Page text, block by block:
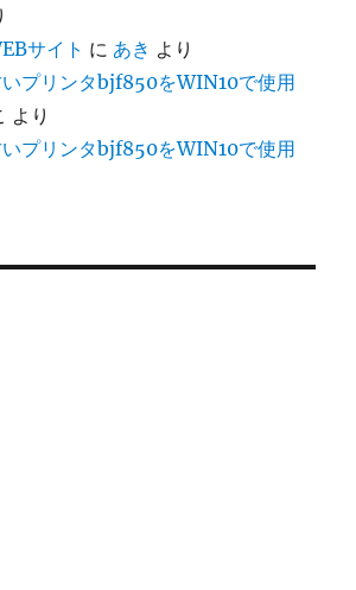
サイト に あき より
プリンタbjf850をWIN10で使用
より
プリンタbjf850をWIN10で使用